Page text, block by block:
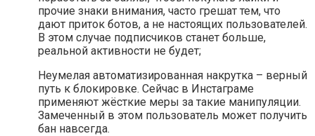
прочие знаки внимания, часто грешат тем, что
дают приток ботов, а не настоящих пользователей.
В этом случае подписчиков станет больше,
реальной активности не будет;
Неумелая автоматизированная накрутка – верный
путь к блокировке. Сейчас в Инстаграме
применяют жёсткие меры за такие манипуляции.
Замеченный в этом пользователь может получить
бан навсегда.